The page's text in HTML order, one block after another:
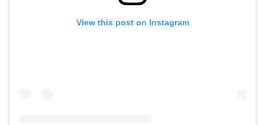
View this post on Instagram